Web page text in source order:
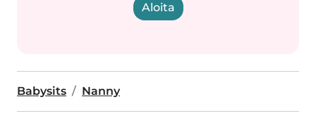
Aloita
Babysits Nanny